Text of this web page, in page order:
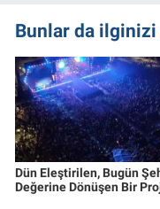
Bunlar da
Dün Eleştirilen, Bugün
Değerine Dönüşen Bir